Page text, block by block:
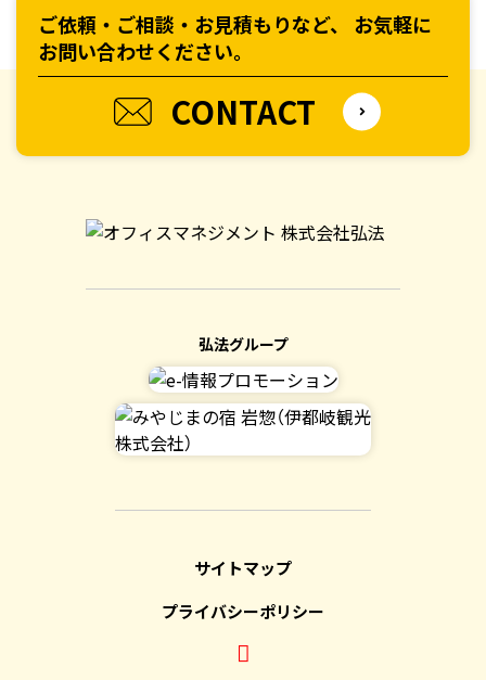
ご依頼・ご相談・お見積もりなど、 お気軽に
お問い合わせください。
CONTACT
弘法グループ
サイトマップ
プライバシーポリシー